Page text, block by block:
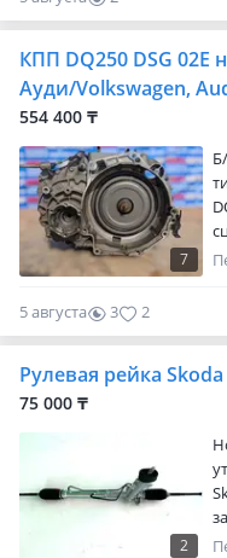
0
КПП DQ250 DSG 02E
Ауди/Volkswagen,
554 400 ₸
7
5 августа 3 2
Рулевая рейка
75 000 ₸
2